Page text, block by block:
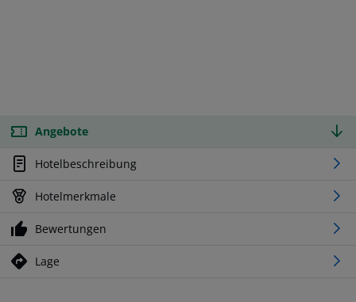
Angebote
Hotelbeschreibung
Hotelmerkmale
Bewertungen
Lage